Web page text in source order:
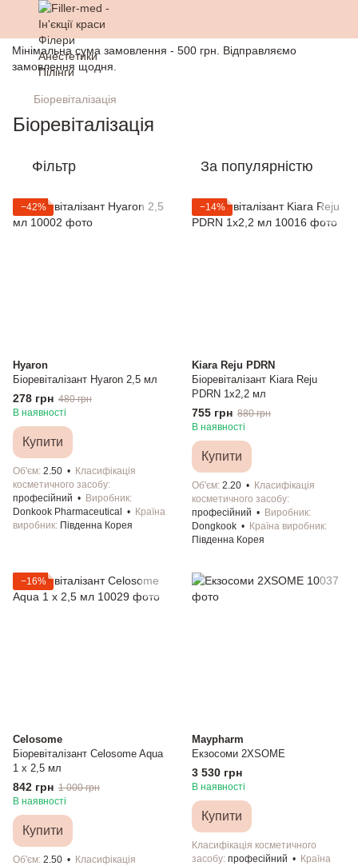
Мінімальна сума замовлення - 500 грн. Відправляємо
замовлення щодня.
Біоревіталізація
Біоревіталізація
Фільтр За популярністю
−42%
Hyaron
Біоревіталізант Hyaron 2,5 мл
278 грн 480 грн
В наявності
Купити
Об'єм 2.50
Класифікація
косметичного засобу
професійний
Виробник
Donkook Рharmaceutical
Країна
виробник Південна Корея
−14%
Kiara Reju PDRN
Біоревіталізант Kiara Reju
PDRN 1х2,2 мл
755 грн 880 грн
В наявності
Купити
Об'єм 2.20
Класифікація
косметичного засобу
професійний
Виробник
Dongkook
Країна виробник
Південна Корея
−16%
Celosome
Біоревіталізант Celosome Aqua
1 x 2,5 мл
842 грн 1 000 грн
В наявності
Купити
Об'єм 2.50
Класифікація
Maypharm
Екзосоми 2XSOME
3 530 грн
В наявності
Купити
Класифікація косметичного
засобу професійний
Країна